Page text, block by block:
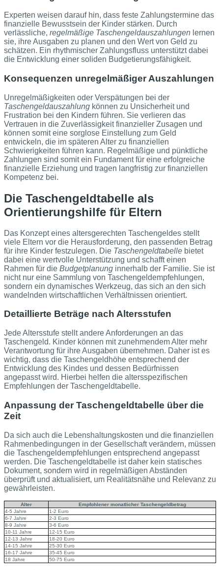
Experten weisen darauf hin, dass feste Zahlungstermine das
finanzielle Bewusstsein der Kinder stärken. Durch
verlässliche, regelmäßige Taschengeldauszahlungen lernen
sie, ihre Ausgaben zu planen und den Wert von Geld zu
schätzen. Ein rhythmischer Zahlungsfluss unterstützt dabei
die Entwicklung einer soliden Budgetierungsfähigkeit.
Konsequenzen unregelmäßiger Auszahlungen
Unregelmäßigkeiten oder Verspätungen bei der
Taschengeldauszahlung können zu Unsicherheit und
Frustration bei den Kindern führen. Sie verlieren das
Vertrauen in die Zuverlässigkeit finanzieller Zusagen und
können somit eine sorglose Einstellung zum Geld
entwickeln, die im späteren Alter zu finanziellen
Schwierigkeiten führen kann. Regelmäßige und pünktliche
Zahlungen sind somit ein Fundament für eine erfolgreiche
finanzielle Erziehung und tragen langfristig zur finanziellen
Kompetenz bei.
Die Taschengeldtabelle als
Orientierungshilfe für Eltern
Das Konzept eines altersgerechten Taschengeldes stellt
viele Eltern vor die Herausforderung, den passenden Betrag
für ihre Kinder festzulegen. Die Taschengeldtabelle bietet
dabei eine wertvolle Unterstützung und schafft einen
Rahmen für die Budgetplanung innerhalb der Familie. Sie ist
nicht nur eine Sammlung von Taschengeldempfehlungen,
sondern ein dynamisches Werkzeug, das sich an den sich
wandelnden wirtschaftlichen Verhältnissen orientiert.
Detaillierte Beträge nach Altersstufen
Jede Altersstufe stellt andere Anforderungen an das
Taschengeld. Kinder können mit zunehmendem Alter mehr
Verantwortung für ihre Ausgaben übernehmen. Daher ist es
wichtig, dass die Taschengeldhöhe entsprechend der
Entwicklung des Kindes und dessen Bedürfnissen
angepasst wird. Hierbei helfen die altersspezifischen
Empfehlungen der Taschengeldtabelle.
Anpassung der Taschengeldtabelle über die
Zeit
Da sich auch die Lebenshaltungskosten und die finanziellen
Rahmenbedingungen in der Gesellschaft verändern, müssen
die Taschengeldempfehlungen entsprechend angepasst
werden. Die Taschengeldtabelle ist daher kein statisches
Dokument, sondern wird in regelmäßigen Abständen
überprüft und aktualisiert, um Realitätsnähe und Relevanz zu
gewährleisten.
Alter
Empfohlener monatlicher Taschengeldbetrag
4-5 Jahre
1-2 Euro
6-7 Jahre
2-3 Euro
8-9 Jahre
3-6 Euro
10-11 Jahre
12-15 Euro
12-13 Jahre
18-20 Euro
14-15 Jahre
25-30 Euro
16-17 Jahre
35-45 Euro
18 Jahre
50-75 Euro